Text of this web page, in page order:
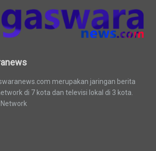
merupakan jaringan berita
di 7 kota dan televisi lokal di 3 kota.